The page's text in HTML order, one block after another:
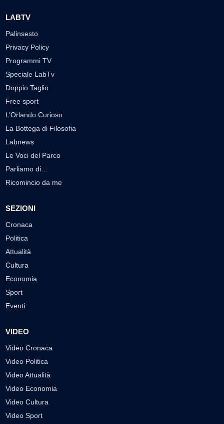
LABTV
Palinsesto
Privacy Policy
Programmi TV
Speciale LabTv
Doppio Taglio
Free sport
L’Orlando Curioso
La Bottega di Filosofia
Labnews
Le Voci del Parco
Parliamo di…
Ricomincio da me
SEZIONI
Cronaca
Politica
Attualità
Cultura
Economia
Sport
Eventi
VIDEO
Video Cronaca
Video Politica
Video Attualità
Video Economia
Video Cultura
Video Sport